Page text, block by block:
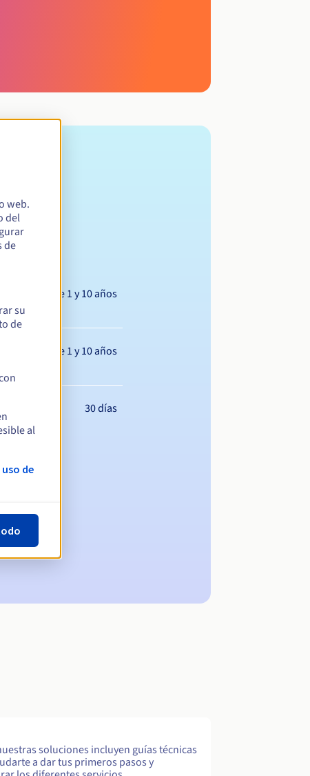
Entre 1 y 10 años
Entre 1 y 10 años
30 días
soluciones incluyen guías técnicas
a dar tus primeros pasos y
web.
del
de
su
de
al
de